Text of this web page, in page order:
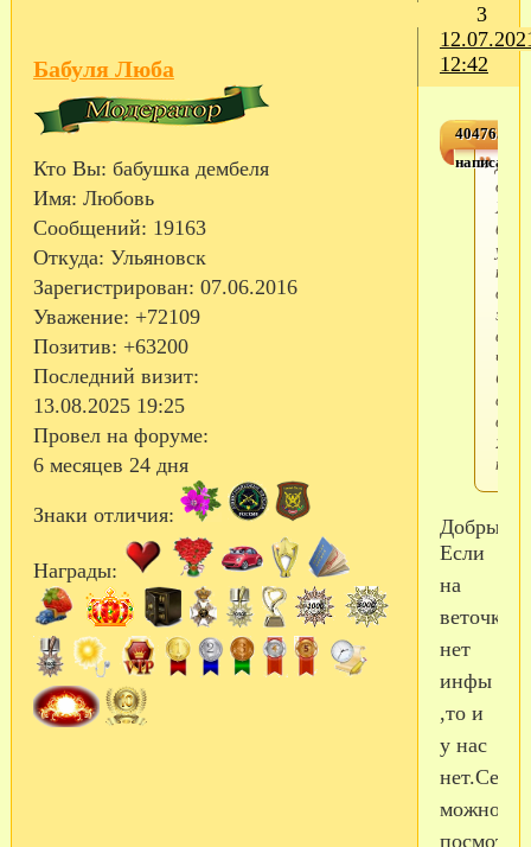
3
12:42
Бабуля Люба
Кто Вы: бабушка дембеля
Имя: Любовь
Сообщений: 19163
Откуда: Ульяновск
Зарегистрирован: 07.06.2016
Уважение: +72109
Позитив: +63200
Последний визит:
13.08.2025 19:25
Провел на форуме:
6 месяцев 24 дня
Знаки отличия:
Награды:
день.
бы
об
этой
Сын
всего
2
Добрый!!
Если
на
веточке
нет
инфы
,то и
у нас
можно